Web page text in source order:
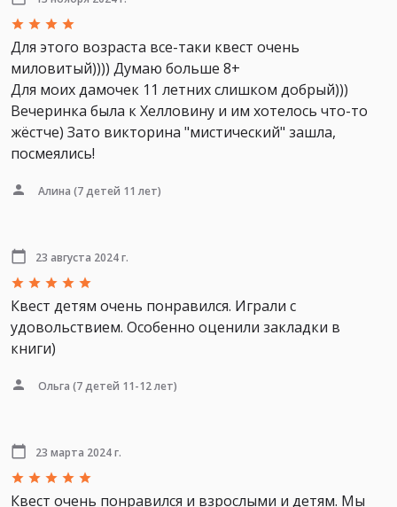
Для этого возраста все-таки квест очень
миловитый)))) Думаю больше 8+
Для моих дамочек 11 летних слишком добрый)))
Вечеринка была к Хелловину и им хотелось что-то
жёстче) Зато викторина "мистический" зашла,
посмеялись!
Алина (7 детей 11 лет)
23 августа 2024 г.
Квест детям очень понравился. Играли с
удовольствием. Особенно оценили закладки в
книги)
Ольга (7 детей 11-12 лет)
23 марта 2024 г.
Квест очень понравился и взрослыми и детям. Мы